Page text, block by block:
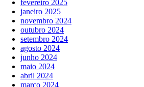
fevereiro 2025
janeiro 2025
novembro 2024
outubro 2024
setembro 2024
agosto 2024
junho 2024
maio 2024
abril 2024
março 2024